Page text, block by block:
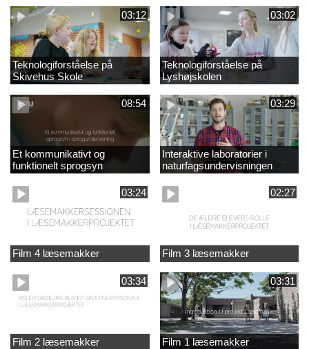
03:12
Teknologiforståelse på
Skivehus Skole
03:02
Teknologiforståelse på
Lyshøjskolen
08:54
Et kommunikativt og
funktionelt sprogsyn
03:29
Interaktive laboratorier i
naturfagsundervisningen
03:24
Film 4 læsemakker
02:27
Film 3 læsemakker
03:34
Film 2 læsemakker
03:31
Film 1 læsemakker